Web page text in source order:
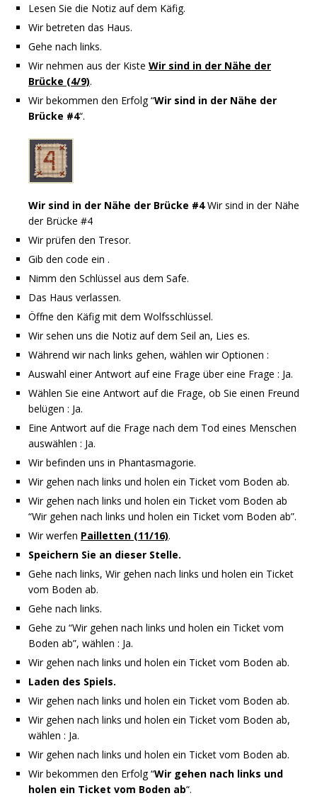
Lesen Sie die Notiz auf dem Käfig.
Wir betreten das Haus.
Gehe nach links.
Wir nehmen aus der Kiste Wir sind in der Nähe der
Brücke (4/9).
Wir bekommen den Erfolg “Wir sind in der Nähe der
Brücke #4“.
Wir sind in der Nähe der Brücke #4Wir sind in der Nähe
der Brücke #4
Wir prüfen den Tresor.
Gib den code ein .
Nimm den Schlüssel aus dem Safe.
Das Haus verlassen.
Öffne den Käfig mit dem Wolfsschlüssel.
Wir sehen uns die Notiz auf dem Seil an, Lies es.
Während wir nach links gehen, wählen wir Optionen :
Auswahl einer Antwort auf eine Frage über eine Frage : Ja.
Wählen Sie eine Antwort auf die Frage, ob Sie einen Freund
belügen : Ja.
Eine Antwort auf die Frage nach dem Tod eines Menschen
auswählen : Ja.
Wir befinden uns in Phantasmagorie.
Wir gehen nach links und holen ein Ticket vom Boden ab.
Wir gehen nach links und holen ein Ticket vom Boden ab
“Wir gehen nach links und holen ein Ticket vom Boden ab”.
Wir werfen Pailletten (11/16).
Speichern Sie an dieser Stelle.
Gehe nach links, Wir gehen nach links und holen ein Ticket
vom Boden ab.
Gehe nach links.
Gehe zu “Wir gehen nach links und holen ein Ticket vom
Boden ab”, wählen : Ja.
Wir gehen nach links und holen ein Ticket vom Boden ab.
Laden des Spiels.
Wir gehen nach links und holen ein Ticket vom Boden ab.
Wir gehen nach links und holen ein Ticket vom Boden ab,
wählen : Ja.
Wir gehen nach links und holen ein Ticket vom Boden ab.
Wir bekommen den Erfolg “Wir gehen nach links und
holen ein Ticket vom Boden ab“.